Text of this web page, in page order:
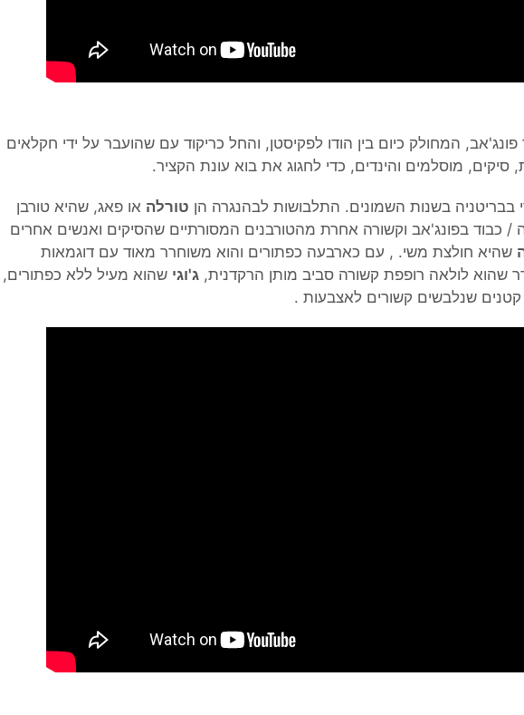
המחולק כיום בין הודו לפקיסטן, והחל כריקוד עם שהועבר על ידי חקלאים
סיקים, מוסלמים והינדים, כדי לחגוג את בוא עונת הקציר.
בבריטניה בשנות השמונים. התלבושות לבהנגרה הן טורלה או פאג, שהיא טורבן
/ כבוד בפונג'אב וקשורה אחרת מהטורבנים המסורתיים שהסיקים ואנשים אחרים
שהיא חולצת משי. , עם כארבעה כפתורים והוא משוחרר מאוד עם דוגמאות
שהוא לולאה רופפת קשורה סביב מותן הרקדנית, ג'וגי שהוא מעיל ללא כפתורים,
שנלבשים קשורים לאצבעות .